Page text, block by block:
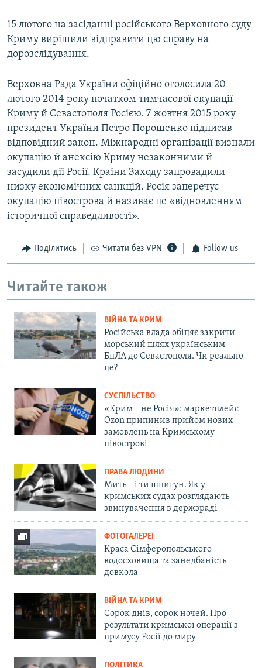
15 лютого на засіданні російського Верховного суду
Криму вирішили відправити цю справу на
дорозслідування.
Верховна Рада України офіційно оголосила 20
лютого 2014 року початком тимчасової окупації
Криму й Севастополя Росією. 7 жовтня 2015 року
президент України Петро Порошенко підписав
відповідний закон. Міжнародні організації визнали
окупацію й анексію Криму незаконними й
засудили дії Росії. Країни Заходу запровадили
низку економічних санкцій. Росія заперечує
окупацію півострова й називає це «відновленням
історичної справедливості».
Поділитись Читати без VPN Follow us
Читайте також
ВІЙНА ТА КРИМ
Російська влада обіцяє закрити
морський шлях українським
БпЛА до Севастополя. Чи реально
це?
СУСПІЛЬСТВО
«Крим – не Росія»: маркетплейс
Ozon припинив прийом нових
замовлень на Кримському
півострові
ПРАВА ЛЮДИНИ
Мить – і ти шпигун. Як у
кримських судах розглядають
звинувачення в держзраді
ФОТОГАЛЕРЕЇ
Краса Сімферопольського
водосховища та занедбаність
довкола
ВІЙНА ТА КРИМ
Сорок днів, сорок ночей. Про
результати кримської операції з
примусу Росії до миру
ПОЛІТИКА